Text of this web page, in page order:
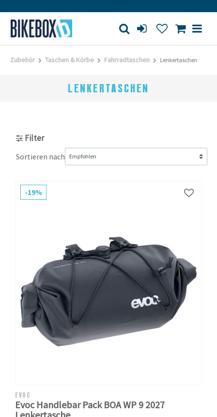
Zubehör Taschen & Körbe Fahrradtaschen Lenkertaschen
LENKERTASCHEN
Filter
Sortieren nach
-19%
EVOC
Evoc Handlebar Pack BOA WP 9 2027